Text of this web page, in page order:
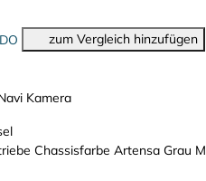
zum Vergleich hinzufügen
Kamera
Chassisfarbe Artensa Grau